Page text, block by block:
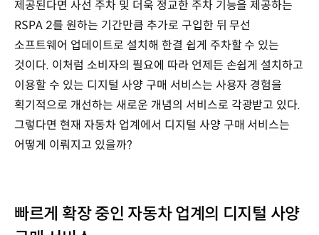
제공된다면 사선 주차 및 더욱 정교한 주차 기능을 제공하는
RSPA 2를 원하는 기간만큼 추가로 구입한 뒤 무선
소프트웨어 업데이트로 설치해 한결 쉽게 주차할 수 있는
것이다. 이처럼 소비자의 필요에 따라 언제든 손쉽게 설치하고
이용할 수 있는 디지털 사양 구매 서비스는 사용자 경험을
획기적으로 개선하는 새로운 개념의 서비스로 각광받고 있다.
그렇다면 현재 자동차 업계에서 디지털 사양 구매 서비스는
어떻게 이뤄지고 있을까?
빠르게 확장 중인 자동차 업계의 디지털 사양